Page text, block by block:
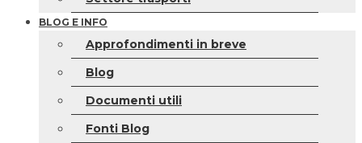
BLOG E INFO
Approfondimenti in breve
Blog
Documenti utili
Fonti Blog